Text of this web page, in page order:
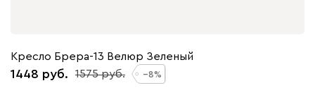
Кресло Брера-13 Велюр Зеленый
1448 1575 8